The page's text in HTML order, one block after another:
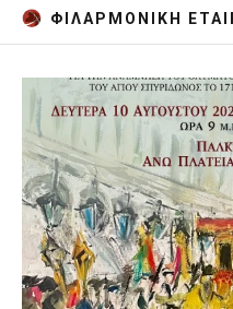
ΦΙΛΑΡΜΟΝΙΚΗ